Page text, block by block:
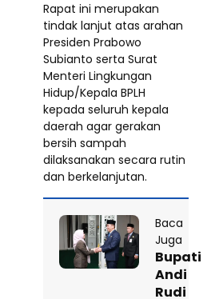
Rapat ini merupakan
tindak lanjut atas arahan
Presiden Prabowo
Subianto serta Surat
Menteri Lingkungan
Hidup/Kepala BPLH
kepada seluruh kepala
daerah agar gerakan
bersih sampah
dilaksanakan secara rutin
dan berkelanjutan.
Baca
Juga
Bupati
Andi
Rudi